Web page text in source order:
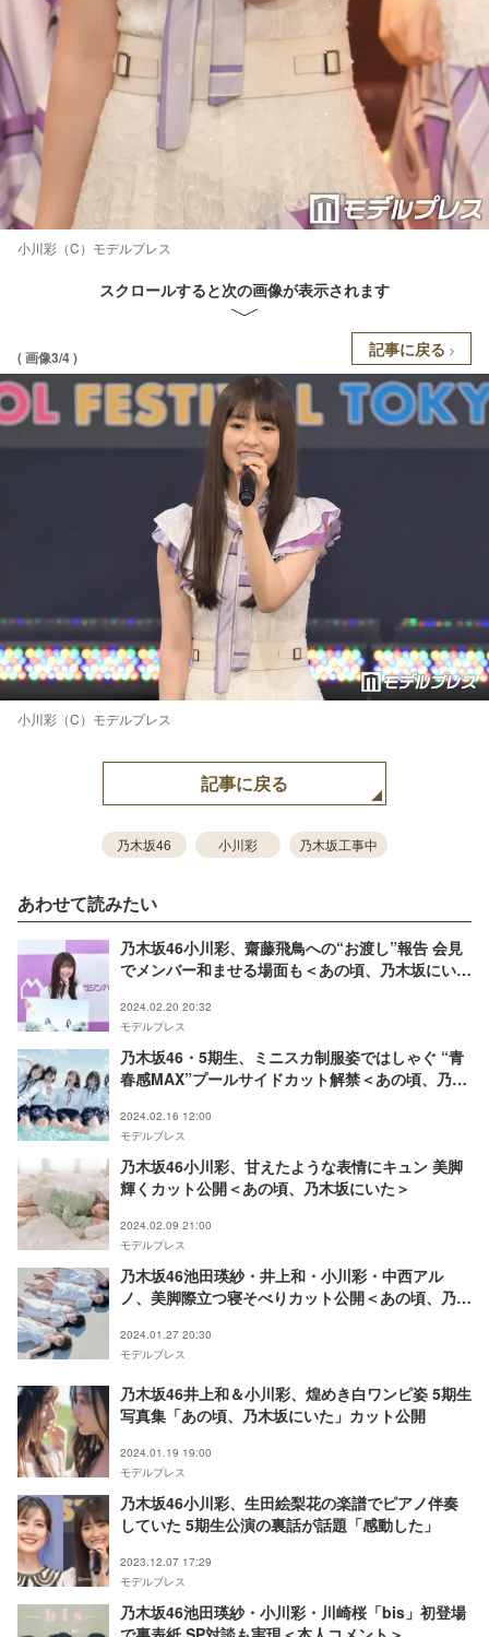
小川彩（C）モデルプレス
スクロールすると次の画像が表示されます
( 画像3/4 ) 記事に戻る
小川彩（C）モデルプレス
記事に戻る
乃木坂46 小川彩 乃木坂工事中
あわせて読みたい
乃木坂46小川彩、齋藤飛鳥への“お渡し”報告 会見
でメンバー和ませる場面も＜あの頃、乃木坂にいた
2024.02.20 20:32
モデルプレス
乃木坂46・5期生、ミニスカ制服姿ではしゃぐ “青
春感MAX”プールサイドカット解禁＜あの頃、乃木
2024.02.16 12:00
モデルプレス
乃木坂46小川彩、甘えたような表情にキュン 美脚
輝くカット公開＜あの頃、乃木坂にいた＞
2024.02.09 21:00
モデルプレス
乃木坂46池田瑛紗・井上和・小川彩・中西アル
ノ、美脚際立つ寝そべりカット公開＜あの頃、乃木
2024.01.27 20:30
モデルプレス
乃木坂46井上和＆小川彩、煌めき白ワンピ姿 5期生
写真集「あの頃、乃木坂にいた」カット公開
2024.01.19 19:00
モデルプレス
乃木坂46小川彩、生田絵梨花の楽譜でピアノ伴奏
していた 5期生公演の裏話が話題「感動した」
2023.12.07 17:29
モデルプレス
乃木坂46池田瑛紗・小川彩・川崎桜「bis」初登場